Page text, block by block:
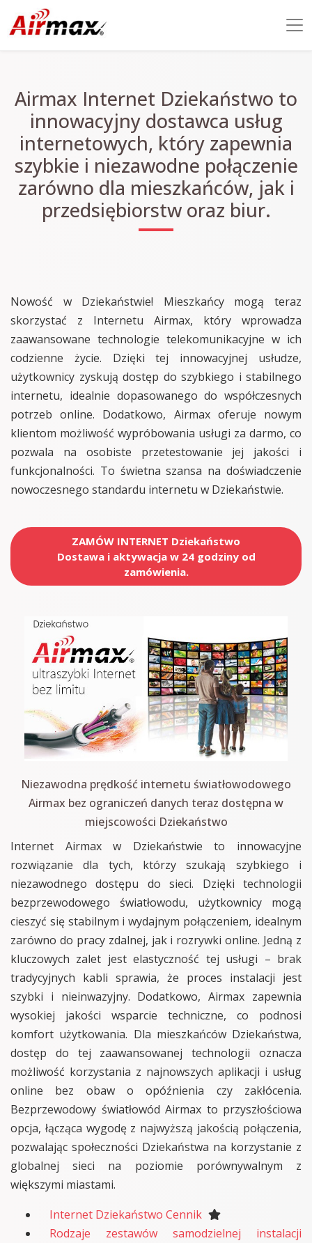
Airmax Internet Dziekaństwo to
innowacyjny dostawca usług
internetowych, który zapewnia
szybkie i niezawodne połączenie
zarówno dla mieszkańców, jak i
przedsiębiorstw oraz biur.
Nowość w Dziekaństwie! Mieszkańcy mogą teraz
skorzystać z Internetu Airmax, który wprowadza
zaawansowane technologie telekomunikacyjne w ich
codzienne życie. Dzięki tej innowacyjnej usłudze,
użytkownicy zyskują dostęp do szybkiego i stabilnego
internetu, idealnie dopasowanego do współczesnych
potrzeb online. Dodatkowo, Airmax oferuje nowym
klientom możliwość wypróbowania usługi za darmo, co
pozwala na osobiste przetestowanie jej jakości i
funkcjonalności. To świetna szansa na doświadczenie
nowoczesnego standardu internetu w Dziekaństwie.
ZAMÓW INTERNET Dziekaństwo
Dostawa i aktywacja w 24 godziny od
zamówienia.
Niezawodna prędkość internetu światłowodowego
Airmax bez ograniczeń danych teraz dostępna w
miejscowości Dziekaństwo
Internet Airmax w Dziekaństwie to innowacyjne
rozwiązanie dla tych, którzy szukają szybkiego i
niezawodnego dostępu do sieci. Dzięki technologii
bezprzewodowego światłowodu, użytkownicy mogą
cieszyć się stabilnym i wydajnym połączeniem, idealnym
zarówno do pracy zdalnej, jak i rozrywki online. Jedną z
kluczowych zalet jest elastyczność tej usługi – brak
tradycyjnych kabli sprawia, że proces instalacji jest
szybki i nieinwazyjny. Dodatkowo, Airmax zapewnia
wysokiej jakości wsparcie techniczne, co podnosi
komfort użytkowania. Dla mieszkańców Dziekaństwa,
dostęp do tej zaawansowanej technologii oznacza
możliwość korzystania z najnowszych aplikacji i usług
online bez obaw o opóźnienia czy zakłócenia.
Bezprzewodowy światłowód Airmax to przyszłościowa
opcja, łącząca wygodę z najwyższą jakością połączenia,
pozwalając społeczności Dziekaństwa na korzystanie z
globalnej sieci na poziomie porównywalnym z
większymi miastami.
Internet Dziekaństwo Cennik
Rodzaje zestawów samodzielnej instalacji